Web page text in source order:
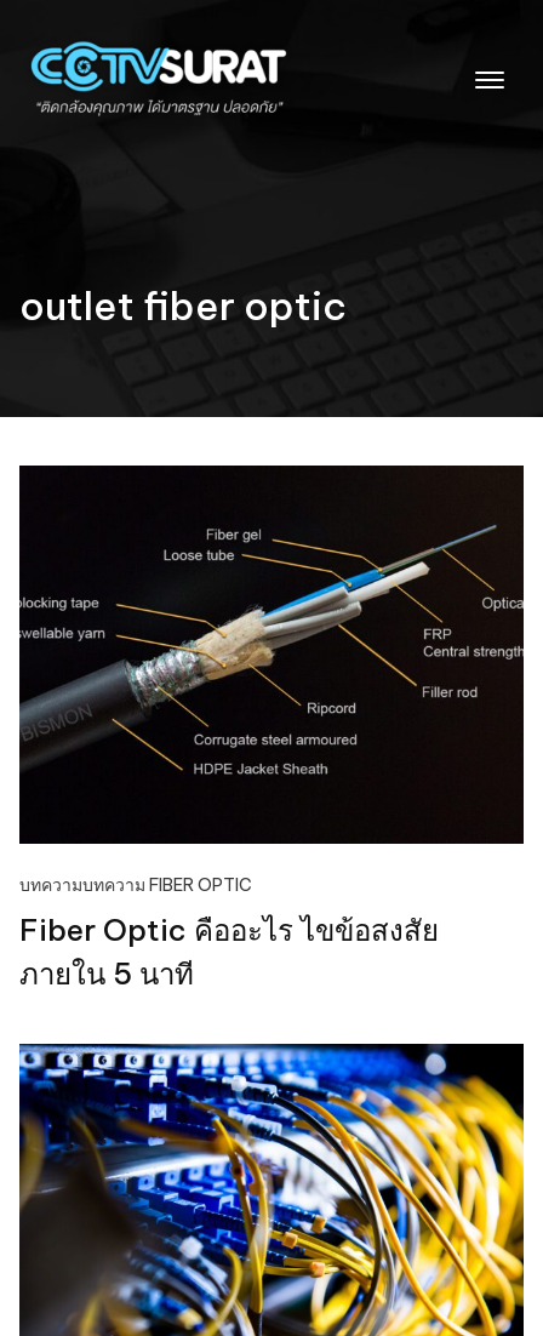
content
outlet fiber optic
บทความบทความ FIBER OPTIC
Fiber Optic คืออะไร ไขข้อสงสัย
ภายใน 5 นาที